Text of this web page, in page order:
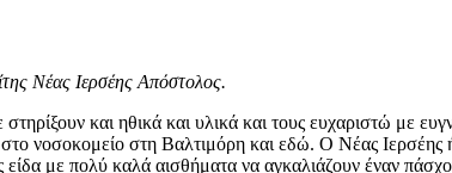
Νέας Ιερσέης Απόστολος.
και ηθικά και υλικά και τους ευχαριστώ με
νοσοκομείο στη Βαλτιμόρη και εδώ. Ο Νέας Ιερσέης
με πολύ καλά αισθήματα να αγκαλιάζουν έναν